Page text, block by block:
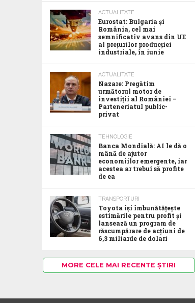
ACTUALITATE
Eurostat: Bulgaria și
România, cel mai
semnificativ avans din UE
al prețurilor producției
industriale, în iunie
ACTUALITATE
Nazare: Pregătim
următorul motor de
investiții al României –
Parteneriatul public-
privat
TEHNOLOGIE
Banca Mondială: AI le dă o
mână de ajutor
economiilor emergente, iar
acestea ar trebui să profite
de ea
TRANSPORTURI
Toyota îşi îmbunătăţeşte
estimările pentru profit şi
lansează un program de
răscumpărare de acţiuni de
6,3 miliarde de dolari
MORE CELE MAI RECENTE ȘTIRI